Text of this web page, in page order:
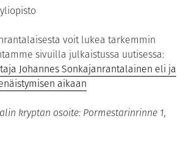
voit lukea tarkemmin
sivuilla julkaistussa uutisessa:
Johannes Sonkajanrantalainen eli ja
aikaan
kryptan osoite: Pormestarinrinne 1,